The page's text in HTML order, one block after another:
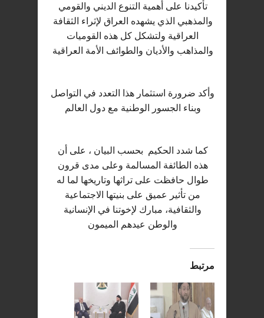
تأكيدنا على أهمية التنوع الديني والقومي
والمذهبي الذي يشهده العراق لإثراء الثقافة
العراقية ولتشكل كل هذه القوميات
والمذاهب والأديان والطوائف الأمة العراقية
وأكد ضرورة استثمار هذا التعدد في التواصل
وبناء الجسور الوطنية مع دول العالم
كما شدد الحكيم بحسب البيان ، على أن
هذه الطائفة المسالمة وعلى مدى قرون
طوال حافظت على تراثها وتاريخها لما له
من تأثير عميق على بنيتها الاجتماعية
والثقافية، مبارك لإخوتنا في الإنسانية
والوطن عيدهم الميمون
مرتبط